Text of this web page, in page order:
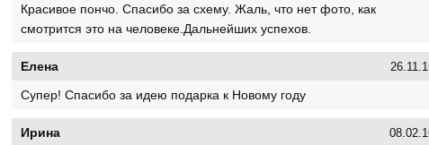
Красивое пончо. Спасибо за схему. Жаль, что нет фото, как
смотрится это на человеке.Дальнейших успехов.
Елена
Супер! Спасибо за идею подарка к Новому году
Ирина